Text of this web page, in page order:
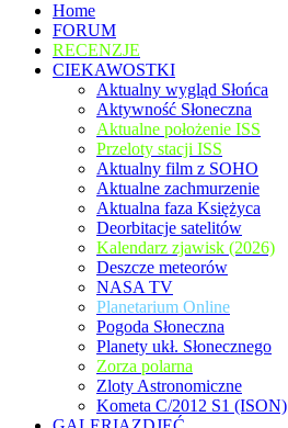
Home
FORUM
RECENZJE
CIEKAWOSTKI
Aktualny wygląd Słońca
Aktywność Słoneczna
Aktualne położenie ISS
Przeloty stacji ISS
Aktualny film z SOHO
Aktualne zachmurzenie
Aktualna faza Księżyca
Deorbitacje satelitów
Kalendarz zjawisk (2026)
Deszcze meteorów
NASA TV
Planetarium Online
Pogoda Słoneczna
Planety ukł. Słonecznego
Zorza polarna
Zloty Astronomiczne
Kometa C/2012 S1 (ISON)